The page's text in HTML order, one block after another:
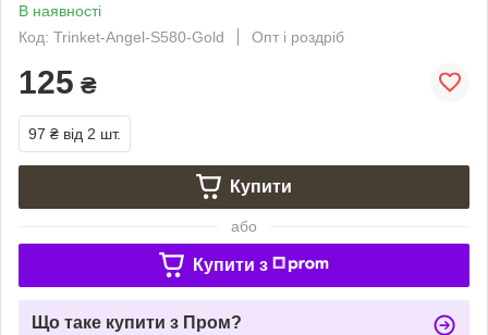
В наявності
Код: Trinket-Angel-S580-Gold
Опт і роздріб
125 ₴
97 ₴ від 2 шт.
Купити
або
Купити з
Що таке купити з Пром?